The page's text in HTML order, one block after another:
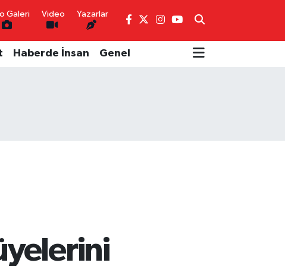
Galeri Video Yazarlar
Haberde İnsan Genel